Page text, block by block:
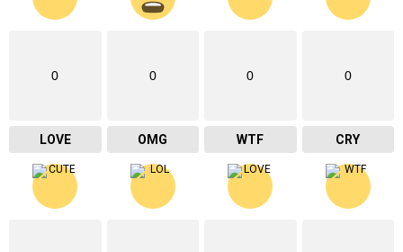
0
LOVE
0
OMG
0
WTF
0
CRY